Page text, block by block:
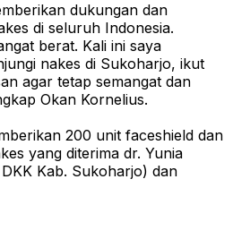
dukungan dan
di seluruh Indonesia.
berat. Kali ini saya
nakes di Sukoharjo, ikut
agar tetap semangat dan
Okan Kornelius.
200 unit faceshield dan
yang diterima dr. Yunia
Kab. Sukoharjo) dan